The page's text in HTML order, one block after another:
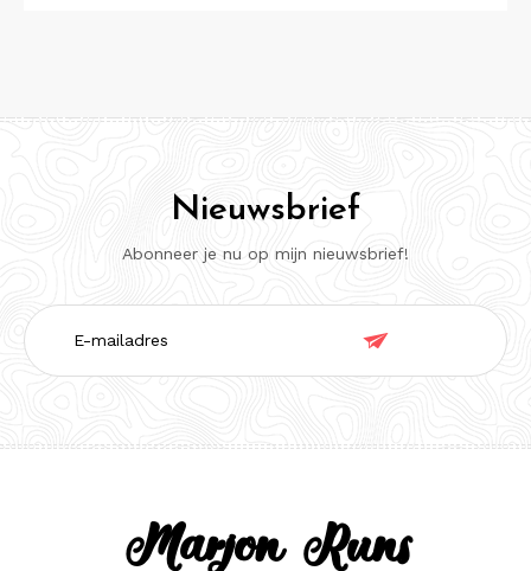
Nieuwsbrief
Abonneer je nu op mijn nieuwsbrief!
E-
mailadres

Marjon Runs